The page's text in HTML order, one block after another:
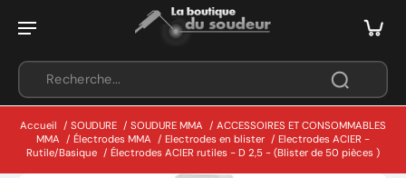
Accueil / SOUDURE / SOUDURE MMA / ACCESSOIRES ET CONSOMMABLES
MMA / Électrodes MMA / Electrodes en blister / Electrodes ACIER -
Rutile/Basique / Électrodes ACIER rutiles - D 2,5 - (Blister de 50 pièces )